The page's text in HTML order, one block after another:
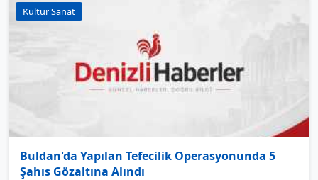
Kültür Sanat
Buldan'da Yapılan Tefecilik Operasyonunda 5
Şahıs Gözaltına Alındı